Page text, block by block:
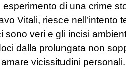
di una crime
Vitali, riesce nell’intento
veri e gli incisi
dalla prolungata non
vicissitudini personali.